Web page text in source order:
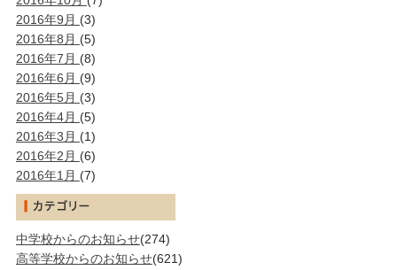
2016年9月 (3)
2016年8月 (5)
2016年7月 (8)
2016年6月 (9)
2016年5月 (3)
2016年4月 (5)
2016年3月 (1)
2016年2月 (6)
2016年1月 (7)
中学校からのお知らせ(274)
高等学校からのお知らせ(621)